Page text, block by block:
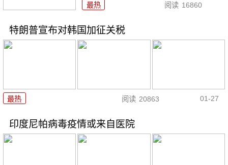
最热 阅读 16860
特朗普宣布对韩国加征关税
最热 阅读 20863 01-27
印度尼帕病毒疫情或来自医院